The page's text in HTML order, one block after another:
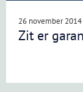
26 november 2014
Zit er